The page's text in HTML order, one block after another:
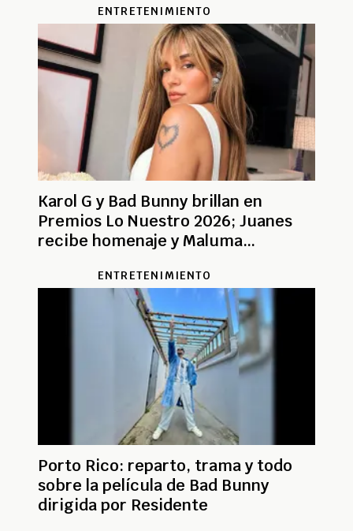
ENTRETENIMIENTO
Karol G y Bad Bunny brillan en
Premios Lo Nuestro 2026; Juanes
recibe homenaje y Maluma
ENTRETENIMIENTO
Porto Rico: reparto, trama y todo
sobre la película de Bad Bunny
dirigida por Residente